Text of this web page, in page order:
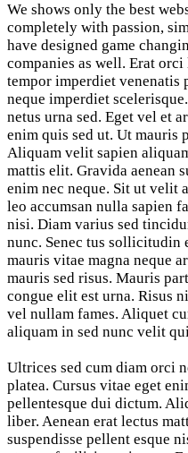
We shows only the best
completely with passion,
have designed game
companies as well. Erat
tempor imperdiet venenatis
neque imperdiet
netus urna sed. Eget vel et
enim quis sed ut. Ut mauris
Aliquam velit sapien
mattis elit. Gravida aenean
enim nec neque. Sit ut velit
leo accumsan nulla sapien
nisi. Diam varius sed
nunc. Senec tus sollicitudin
mauris vitae magna neque
mauris sed risus. Mauris
congue elit est urna. Risus
vel nullam fames. Aliquet
aliquam in sed nunc velit
Ultrices sed cum diam orci
platea. Cursus vitae eget
pellentesque dui dictum.
liber. Aenean erat lectus
suspendisse pellent esque